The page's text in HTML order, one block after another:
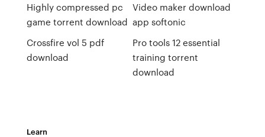
Highly compressed pc
game torrent download
Crossfire vol 5 pdf
download
Video maker download
app softonic
Pro tools 12 essential
training torrent
download
Learn